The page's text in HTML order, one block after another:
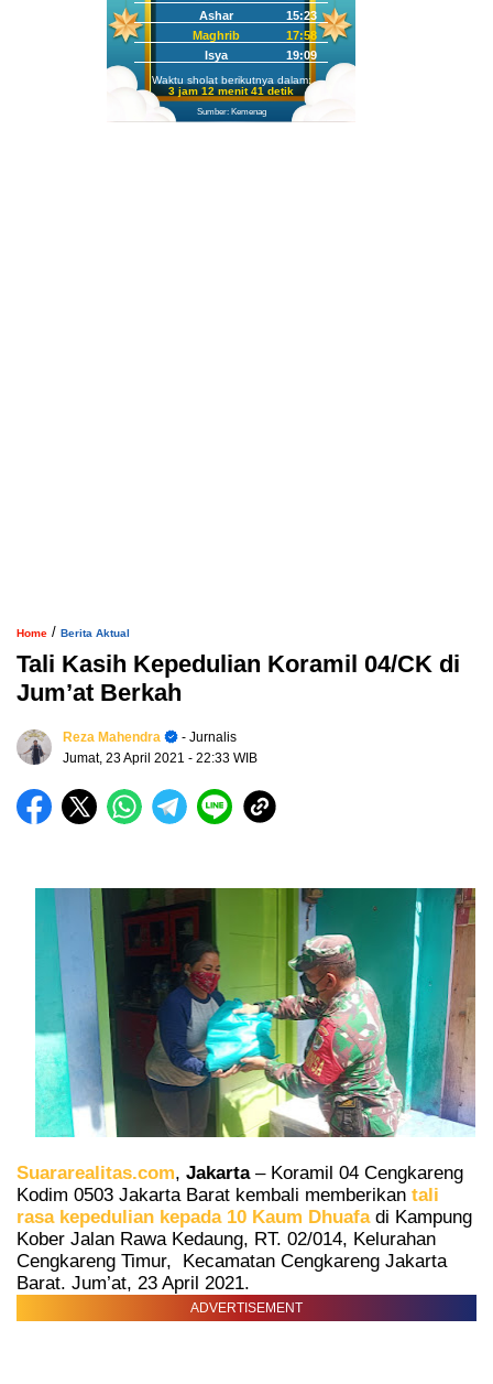
Ashar
15:23
Maghrib
17:58
Isya
19:09
Waktu sholat berikutnya dalam:
3 jam 12 menit 40 detik
Sumber: Kemenag
Home / Berita Aktual
Tali Kasih Kepedulian Koramil 04/CK di
Jum’at Berkah
Reza Mahendra
- Jurnalis
Jumat, 23 April 2021 - 22:33 WIB
Suararealitas.com, Jakarta– Koramil 04 Cengkareng
Kodim 0503 Jakarta Barat kembali memberikan tali
rasa kepedulian kepada 10 Kaum Dhuafadi Kampung
Kober Jalan Rawa Kedaung, RT. 02/014, Kelurahan
Cengkareng Timur,
Kecamatan Cengkareng Jakarta
Barat. Jum’at, 23 April 2021.
ADVERTISEMENT